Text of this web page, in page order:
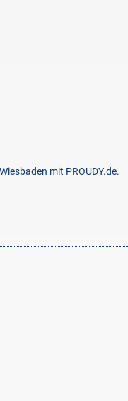
mit PROUDY.de.